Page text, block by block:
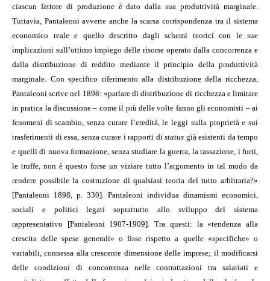
ciascun fattore di produzione è dato dalla sua produttività marginale.
Tuttavia, Pantaleoni avverte anche la scarsa corrispondenza tra il sistema
economico reale e quello descritto dagli schemi teorici con le sue
implicazioni sull’ottimo impiego delle risorse operato dalla concorrenza e
dalla distribuzione di reddito mediante il principio della produttività
marginale. Con specifico riferimento alla distribuzione della ricchezza,
Pantaleoni scrive nel 1898: «parlare di distribuzione di ricchezza e limitare
in pratica la discussione – come il più delle volte fanno gli economisti – ai
fenomeni di scambio, senza curare l’eredità, le leggi sulla proprietà e sui
trasferimenti di essa, senza curare i rapporti di status già esistenti da tempo
e quelli di nuova formazione, senza studiare la guerra, la tassazione, i furti,
le truffe, non è questo forse un viziare tutto l’argomento in tal modo da
rendere possibile la costruzione di qualsiasi teoria del tutto arbitraria?»
[Pantaleoni 1898, p. 330]. Pantaleoni individua dinamismi economici,
sociali e politici legati soprattutto allo sviluppo del sistema
rappresentativo [Pantaleoni 1907-1909]. Tra questi: la «tendenza alla
crescita delle spese generali» o fisse rispetto a quelle «specifiche» o
variabili, connessa alla crescente dimensione delle imprese; il modificarsi
delle condizioni di concorrenza nelle contrattazioni tra salariati e